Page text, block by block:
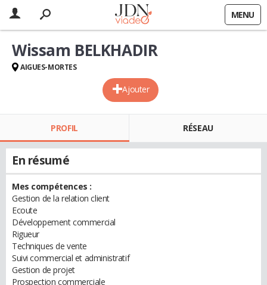
MENU
Ajouter
Wissam BELKHADIR
AIGUES-MORTES
PROFIL RÉSEAU
En résumé
Mes compétences :
Gestion de la relation client
Ecoute
Développement commercial
Rigueur
Techniques de vente
Suivi commercial et administratif
Gestion de projet
Prospection commerciale